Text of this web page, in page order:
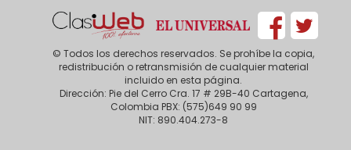
© Todos los derechos reservados. Se prohíbe la copia,
redistribución o retransmisión de cualquier material
incluido en esta página.
Dirección: Pie del Cerro Cra. 17 # 29B-40 Cartagena,
Colombia PBX: (575)649 90 99
NIT: 890.404.273-8